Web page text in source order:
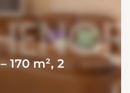
170 m², 2